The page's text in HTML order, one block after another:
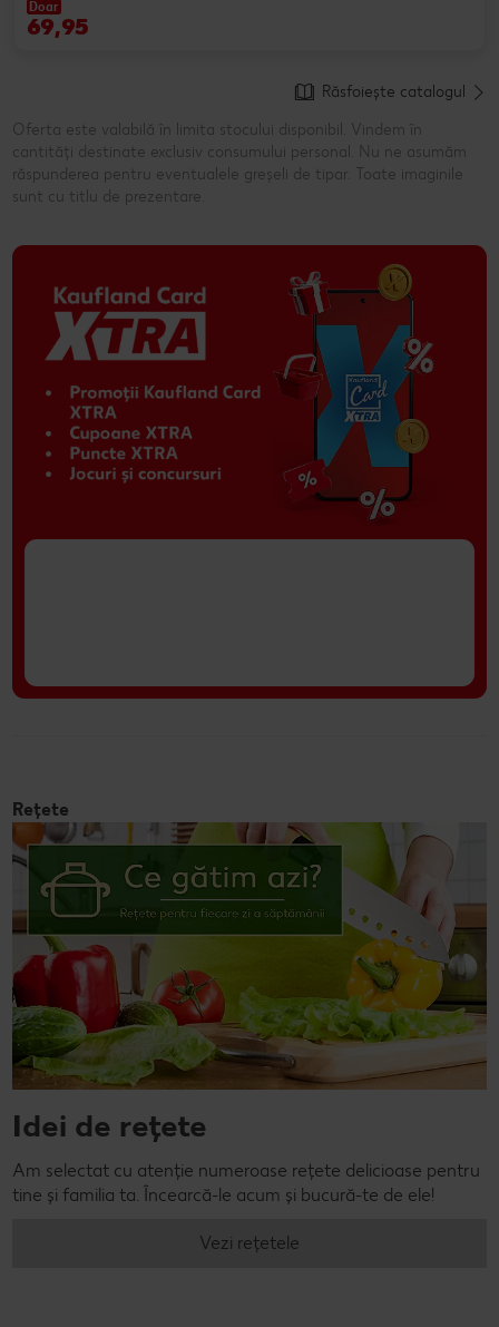
Doar
69,95
Răsfoiește catalogul
Oferta este valabilă în limita stocului disponibil. Vindem în
cantități destinate exclusiv consumului personal. Nu ne asumăm
răspunderea pentru eventualele greșeli de tipar. Toate imaginile
sunt cu titlu de prezentare.
Rețete
Idei de rețete
Am selectat cu atenție numeroase rețete delicioase pentru
tine și familia ta. Încearcă-le acum și bucură-te de ele!
Vezi rețetele